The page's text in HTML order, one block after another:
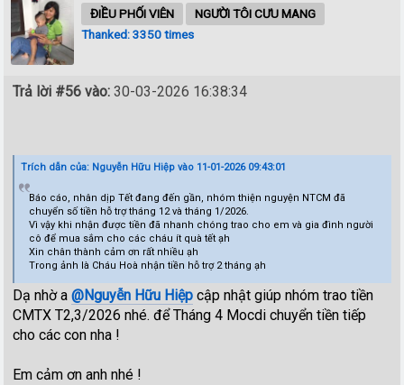
ĐIỀU PHỐI VIÊN
NGƯỜI TÔI CƯU MANG
Thanked: 3350 times
Trả lời #56 vào: 30-03-2026 16:38:34
Trích dẫn của: Nguyễn Hữu Hiệp vào 11-01-2026 09:43:01
Báo cáo, nhân dịp Tết đang đến gần, nhóm thiện nguyện NTCM đã
chuyển số tiền hỗ trợ tháng 12 và tháng 1/2026.
Vì vậy khi nhận được tiền đã nhanh chóng trao cho em và gia đình người
cô để mua sắm cho các cháu ít quà tết ạh
Xin chân thành cảm ơn rất nhiều ạh
Trong ảnh là Cháu Hoà nhận tiền hỗ trợ 2 tháng ạh
Dạ nhờ a@Nguyễn Hữu Hiệp cập nhật giúp nhóm trao tiền
CMTX T2,3/2026 nhé. để Tháng 4 Mocdi chuyển tiền tiếp
cho các con nha !
Em cảm ơn anh nhé !